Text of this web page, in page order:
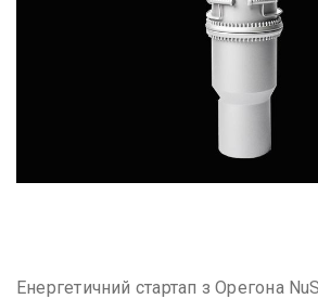
Енергетичний стартап з Орегона